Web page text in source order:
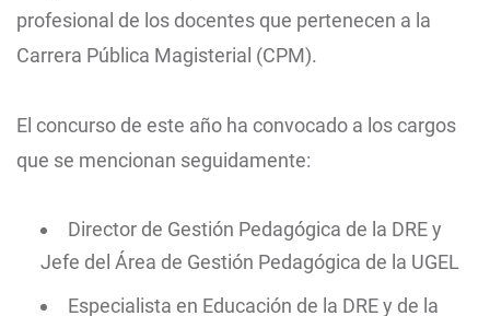
profesional de los docentes que pertenecen a la
Carrera Pública Magisterial (CPM).
El concurso de este año ha convocado a los cargos
que se mencionan seguidamente:
Director de Gestión Pedagógica de la DRE y
Jefe del Área de Gestión Pedagógica de la UGEL
Especialista en Educación de la DRE y de la